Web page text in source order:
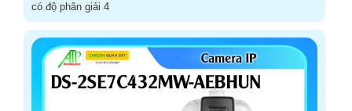
có độ phân giải 4